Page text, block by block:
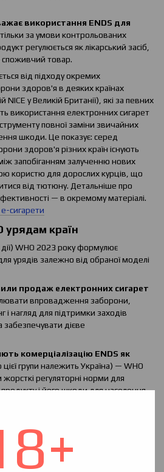
використання ENDS для
за умови контрольованих
регулюється як лікарський засіб,
споживчий товар.
від підходу окремих
здоров'я в деяких країнах
у Великій Британії), які за певних
використання електронних сигарет
повної заміни звичайних
шкоди. Це показує: серед
здоров'я різних країн існують
запобіганням залученню нових
користю для дорослих курців, що
від тютюну. Детальніше про
— в окремому матеріалі.
сигарети
урядам країн
WHO 2023 року формулює
урядів залежно від обраної моделі
продаж електронних сигарет
впровадження заборони,
нагляд для підтримки заходів
дієве
комерціалізацію ENDS як
групи належить Україна) — WHO
регуляторні норми для
і його шкоди для населення,
від моделі регулювання
паралельних заходів
тютюну в відмові від курива